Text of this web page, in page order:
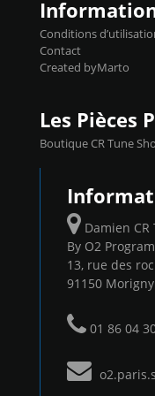
Conditions
Contact
Created byMarto
Les Pièces
Boutique CR Tune
Damien CR
By O2
13, rue des
91150
01 86 04